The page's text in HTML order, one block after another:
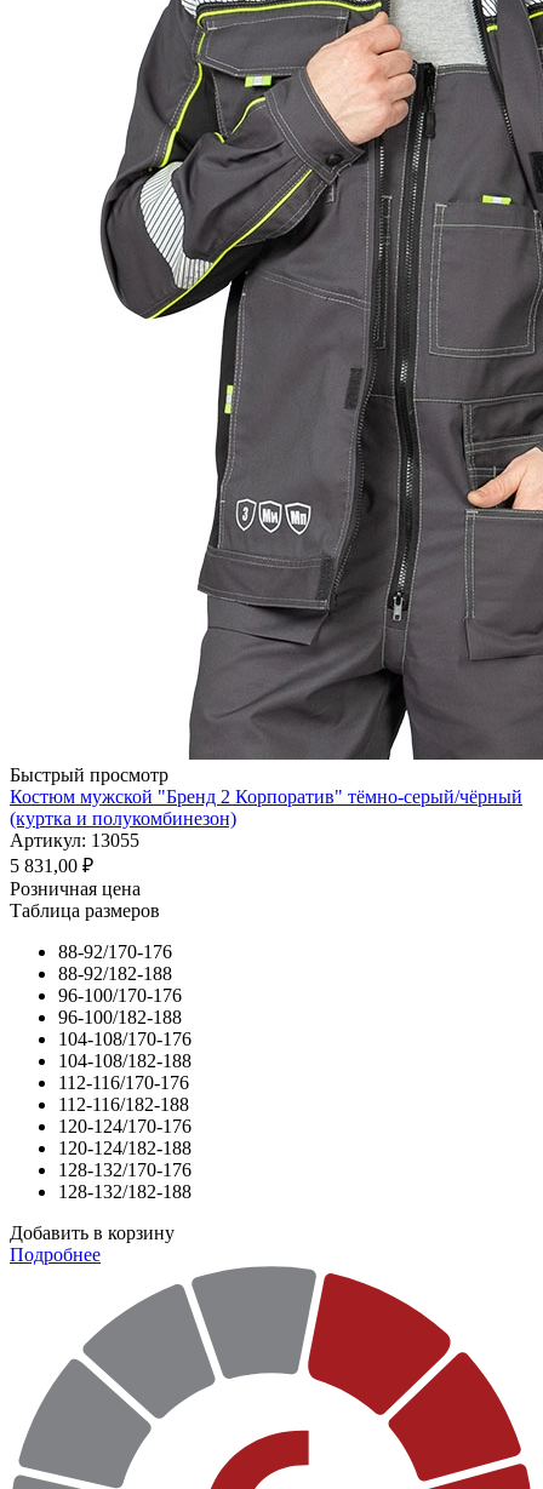
Быстрый просмотр
Костюм мужской "Бренд 2 Корпоратив" тёмно-серый/чёрный
(куртка и полукомбинезон)
Артикул: 13055
5 831,00 ₽
Розничная цена
Таблица размеров
88-92/170-176
88-92/182-188
96-100/170-176
96-100/182-188
104-108/170-176
104-108/182-188
112-116/170-176
112-116/182-188
120-124/170-176
120-124/182-188
128-132/170-176
128-132/182-188
Добавить в корзину
Подробнее